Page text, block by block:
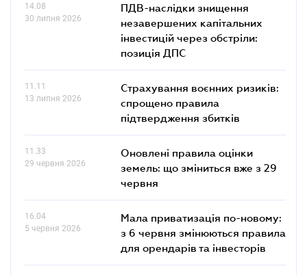
14.08
30 липня 2026
ПДВ-наслідки знищення
незавершених капітальних
інвестицій через обстріли:
позиція ДПС
11.11
13 липня 2026
Страхування воєнних ризиків:
спрощено правила
підтвердження збитків
11.33
29 червня 2026
Оновлені правила оцінки
земель: що зміниться вже з 29
червня
16.04
5 червня 2026
Мала приватизація по-новому:
з 6 червня змінюються правила
для орендарів та інвесторів